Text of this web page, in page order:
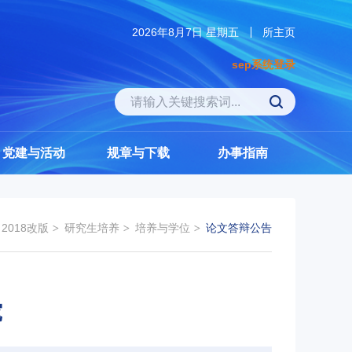
所主页
2026年8月7日 星期五
sep系统登录
党建与活动 规章与下载 办事指南
2018改版 研究生培养 培养与学位 论文答辩公告